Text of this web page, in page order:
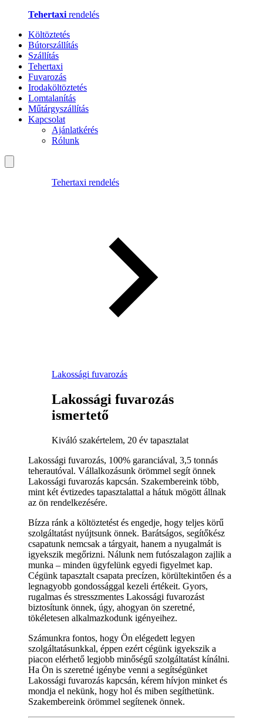
Tehertaxi rendelés
Költöztetés
Bútorszállítás
Szállítás
Tehertaxi
Fuvarozás
Irodaköltöztetés
Lomtalanítás
Műtárgyszállítás
Kapcsolat
Ajánlatkérés
Rólunk
Tehertaxi rendelés
Lakossági fuvarozás
Lakossági fuvarozás
ismertető
Kiváló szakértelem, 20 év tapasztalat
Lakossági fuvarozás, 100% garanciával, 3,5 tonnás
teherautóval. Vállalkozásunk örömmel segít önnek
Lakossági fuvarozás kapcsán. Szakembereink több,
mint két évtizedes tapasztalattal a hátuk mögött állnak
az ön rendelkezésére.
Bízza ránk a költöztetést és engedje, hogy teljes körű
szolgáltatást nyújtsunk önnek. Barátságos, segítőkész
csapatunk nemcsak a tárgyait, hanem a nyugalmát is
igyekszik megőrizni. Nálunk nem futószalagon zajlik a
munka – minden ügyfelünk egyedi figyelmet kap.
Cégünk tapasztalt csapata precízen, körültekintően és a
legnagyobb gondossággal kezeli értékeit. Gyors,
rugalmas és stresszmentes Lakossági fuvarozást
biztosítunk önnek, úgy, ahogyan ön szeretné,
tökéletesen alkalmazkodunk igényeihez.
Számunkra fontos, hogy Ön elégedett legyen
szolgáltatásunkkal, éppen ezért cégünk igyekszik a
piacon elérhető legjobb minőségű szolgáltatást kínálni.
Ha Ön is szeretné igénybe venni a segítségünket
Lakossági fuvarozás kapcsán, kérem hívjon minket és
mondja el nekünk, hogy hol és miben segíthetünk.
Szakembereink örömmel segítenek önnek.